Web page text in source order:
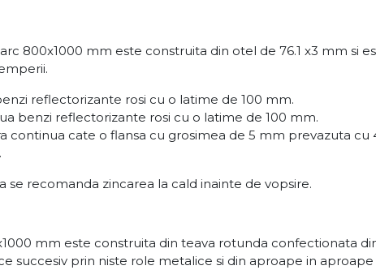
800x1000 mm este construita din otel de 76.1 x3 mm si
reflectorizante rosi cu o latime de 100 mm.
benzi reflectorizante rosi cu o latime de 100 mm.
continua cate o flansa cu grosimea de 5 mm prevazuta
recomanda zincarea la cald inainte de vopsire.
mm este construita din teava rotunda confectionata
succesiv prin niste role metalice si din aproape in